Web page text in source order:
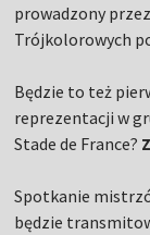
prowadzony
Trójkolorowych
Będzie to też
reprezentacji w
Stade de France?
Spotkanie
będzie